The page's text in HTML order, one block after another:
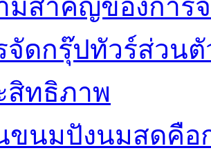
มสำคัญของการ
จัดกรุ๊ปทัวร์ส่วน
สิทธิภาพ
ขนมปังนมสดคือ